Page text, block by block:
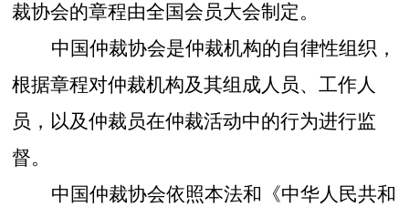
裁协会的章程由全国会员大会制定。
中国仲裁协会是仲裁机构的自律性组织，
根据章程对仲裁机构及其组成人员、工作人
员，以及仲裁员在仲裁活动中的行为进行监
督。
中国仲裁协会依照本法和《中华人民共和